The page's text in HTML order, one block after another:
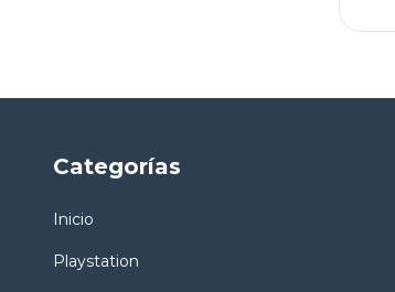
Categorías
Inicio
Playstation